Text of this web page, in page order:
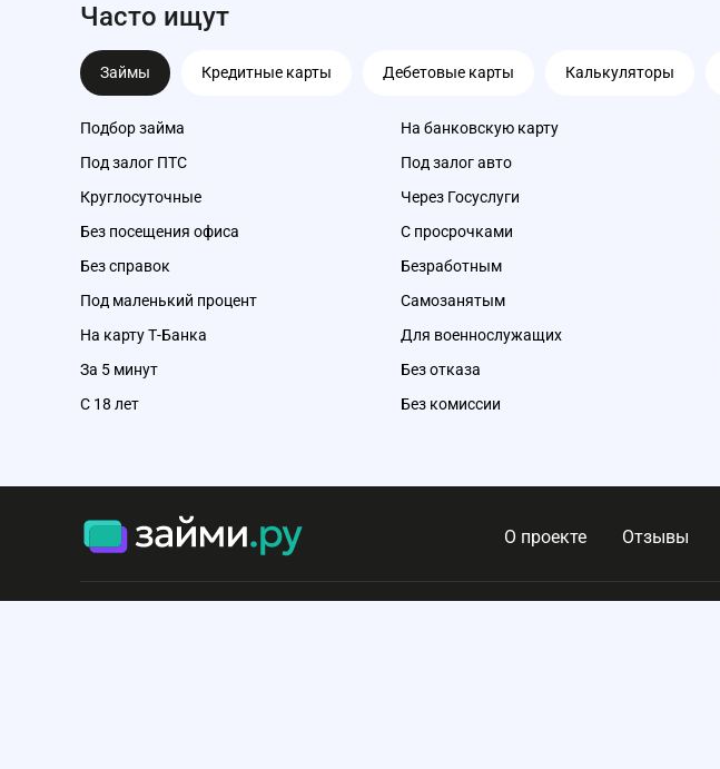
Часто ищут
Займы Кредитные карты Дебетовые карты Калькуляторы
Подбор займа
Под залог ПТС
Круглосуточные
Без посещения офиса
Без справок
Под маленький процент
На карту Т-Банка
За 5 минут
С 18 лет
На банковскую карту
Под залог авто
Через Госуслуги
С просрочками
Безработным
Самозанятым
Для военнослужащих
Без отказа
Без комиссии
О проекте Отзывы